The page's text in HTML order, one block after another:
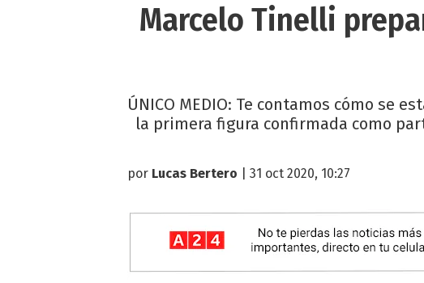
Marcelo Tinelli
ÚNICO MEDIO: Te contamos cómo se
la primera figura confirmada como
por Lucas Bertero | 31 oct 2020, 10:27